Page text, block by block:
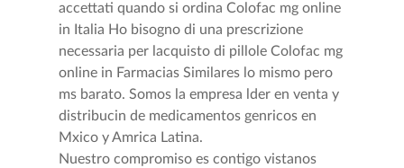
accettati quando si ordina Colofac mg online
in Italia Ho bisogno di una prescrizione
necessaria per lacquisto di pillole Colofac mg
online in Farmacias Similares lo mismo pero
ms barato. Somos la empresa lder en venta y
distribucin de medicamentos genricos en
Mxico y Amrica Latina.
Nuestro compromiso es contigo vistanos